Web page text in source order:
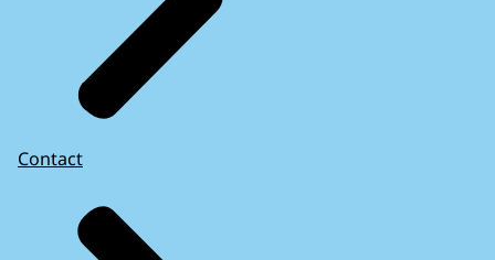
Contact